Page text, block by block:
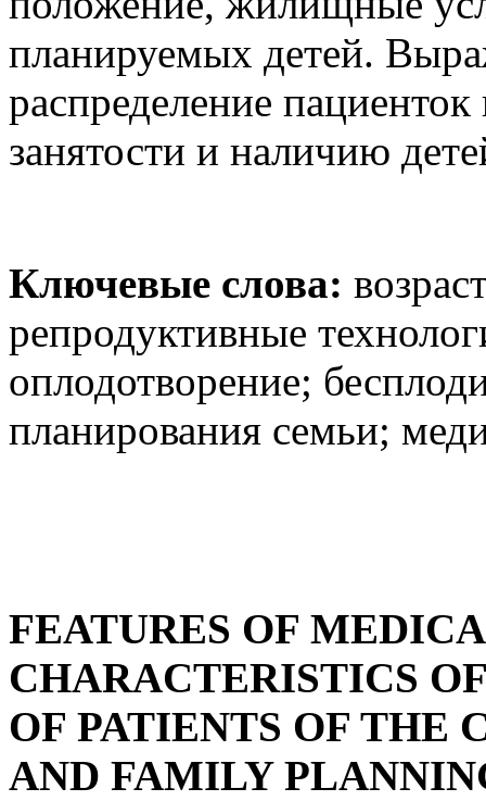
планируемых детей.
распределение
занятости и наличию
Ключевые слова:
репродуктивные
оплодотворение;
планирования семьи;
FEATURES OF
CHARACTERISTICS
OF PATIENTS OF THE
AND FAMILY